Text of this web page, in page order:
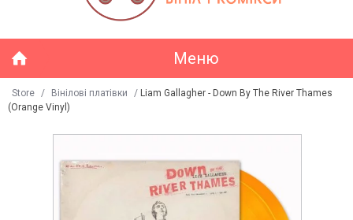
Меню
Store / Вінілові платівки / Liam Gallagher - Down By The River Thames
(Orange Vinyl)